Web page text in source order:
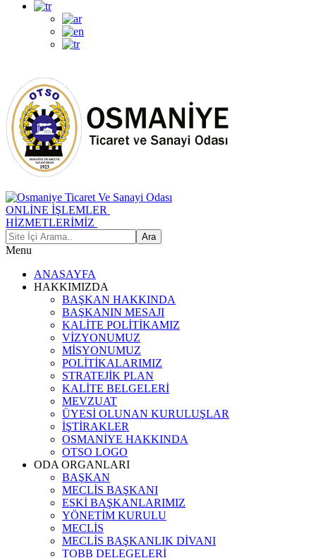
ONLİNE İŞLEMLER
HİZMETLERİMİZ
Menu
ANASAYFA
HAKKIMIZDA
BAŞKAN HAKKINDA
BAŞKANIN MESAJI
KALİTE POLİTİKAMIZ
VİZYONUMUZ
MİSYONUMUZ
POLİTİKALARIMIZ
STRATEJİK PLAN
KALİTE BELGELERİ
MEVZUAT
ÜYESİ OLUNAN KURULUŞLAR
İŞTİRAKLER
OSMANİYE HAKKINDA
OTSO LOGO
ODA ORGANLARI
BAŞKAN
MECLİS BAŞKANI
ESKİ BAŞKANLARIMIZ
YÖNETİM KURULU
MECLİS
MECLİS BAŞKANLIK DİVANI
TOBB DELEGELERİ